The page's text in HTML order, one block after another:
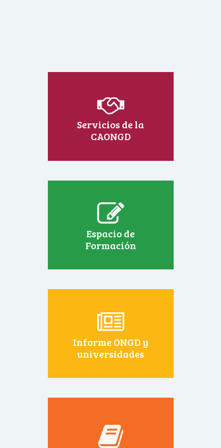
Servicios de la
CAONGD
Espacio de
Formación
Informe ONGD y
universidades